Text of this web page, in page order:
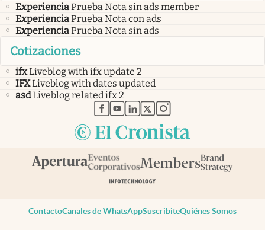
ExperienciaPrueba Nota sin ads member
ExperienciaPrueba Nota con ads
ExperienciaPrueba Nota sin ads
Cotizaciones
ifxLiveblog with ifx update 2
IFXLiveblog with dates updated
asdLiveblog related ifx 2
abre en nueva pestaña
abre en nueva pestaña
abre en nueva pestaña
abre en nueva pestaña
abre en nueva pestaña
ContactoCanales de WhatsAppSuscribiteQuiénes Somos